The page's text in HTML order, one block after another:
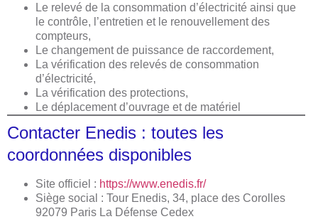
Le relevé de la consommation d’électricité ainsi que
le contrôle, l’entretien et le renouvellement des
compteurs,
Le changement de puissance de raccordement,
La vérification des relevés de consommation
d’électricité,
La vérification des protections,
Le déplacement d’ouvrage et de matériel
Contacter Enedis : toutes les
coordonnées disponibles
Site officiel : https://www.enedis.fr/
Siège social : Tour Enedis, 34, place des Corolles
92079 Paris La Défense Cedex